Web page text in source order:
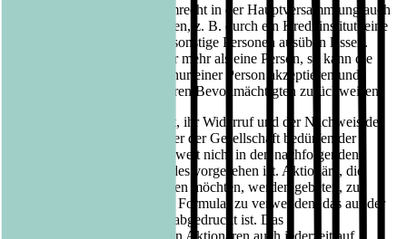
Aktionäre können ihr Stimmrecht in der Hauptversammlung auch
durch einen Bevollmächtigten, z. B. durch ein Kreditinstitut, eine
Aktionärsvereinigung oder sonstige Personen ausüben lassen.
Bevollmächtigt der Aktionär mehr als eine Person, so kann die
Gesellschaft die Vollmacht nur einer Person akzeptieren und
diejenige des bzw. der anderen Bevollmächtigten zurückweisen.
Die Erteilung der Vollmacht, ihr Widerruf und der Nachweis der
Bevollmächtigung gegenüber der Gesellschaft bedürfen der
Textform (§ 126b BGB), soweit nicht in den nachfolgenden
Bestimmungen Abweichendes vorgesehen ist. Aktionäre, die
einen Dritten bevollmächtigen möchten, werden gebeten, zur
Erteilung der Vollmacht das Formular zu verwenden, das auf der
Rückseite der Eintrittskarte abgedruckt ist. Das
Vollmachtsformular wird den Aktionären auch jederzeit auf